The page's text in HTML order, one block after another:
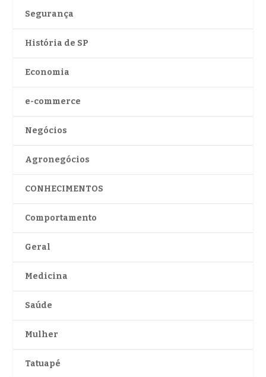
Segurança
História de SP
Economia
e-commerce
Negócios
Agronegócios
CONHECIMENTOS
Comportamento
Geral
Medicina
Saúde
Mulher
Tatuapé